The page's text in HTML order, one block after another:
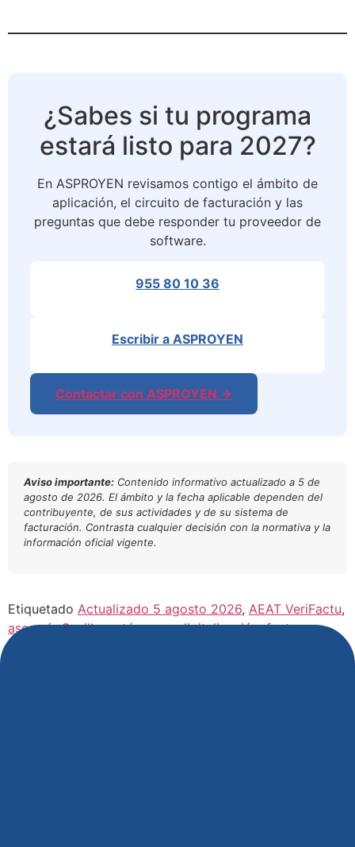
¿Sabes si tu programa
estará listo para 2027?
En ASPROYEN revisamos contigo el ámbito de
aplicación, el circuito de facturación y las
preguntas que debe responder tu proveedor de
software.
955 80 10 36
Escribir a ASPROYEN
Contactar con ASPROYEN →
Aviso importante: Contenido informativo actualizado a 5 de
agosto de 2026. El ámbito y la fecha aplicable dependen del
contribuyente, de sus actividades y de su sistema de
facturación. Contrasta cualquier decisión con la normativa y la
información oficial vigente.
Etiquetado Actualizado 5 agosto 2026, AEAT VeriFactu,
asesoría Sevilla,autónomos digitalización,factura